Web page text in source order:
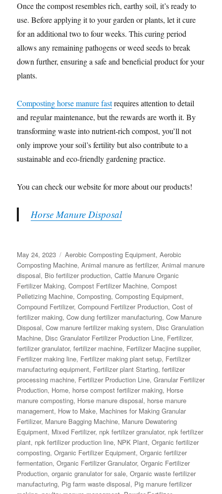
Once the compost resembles rich, earthy soil, it’s ready to
use. Before applying it to your garden or plants, let it cure
for an additional two to four weeks. This curing period
allows any remaining pathogens or weed seeds to break
down further, ensuring a safe and beneficial product for your
plants.
Composting horse manure fastrequires attention to detail
and regular maintenance, but the rewards are worth it. By
transforming waste into nutrient-rich compost, you’ll not
only improve your soil’s fertility but also contribute to a
sustainable and eco-friendly gardening practice.
You can check our website for more about our products!
Horse Manure Disposal
Posted
on
May 24, 2023 Categories
Aerobic Composting Equipment,Aerobic
Composting Machine,Animal manure as fertilizer,Animal manure
disposal, Bio fertilizer production,Cattle Manure Organic
Fertilizer Making,Compost Fertilizer Machine,Compost
Pelletizing Machine,Composting,Composting Equipment,
Compound Fertilizer,Compound Fertilizer Production,Cost of
fertilizer making,Cow dung fertilizer manufacturing,Cow Manure
Disposal,Cow manure fertilizer making system, Disc Granulation
Machine, Disc Granulator Fertilizer Production Line, Fertilizer,
fertilizer granulator,fertilizer machine, Fertilizer Macjine supplier,
Fertilizer making line, Fertilizer making plant setup, Fertilizer
manufacturing equipment, Fertilizer plant Starting,fertilizer
processing machine, Fertilizer Production Line,Granular Fertilizer
Production, Home, horse compost fertilizer making, Horse
manure composting, Horse manure disposal, horse manure
management, How to Make, Machines for Making Granular
Fertilizer, Manure Bagging Machine, Manure Dewatering
Equipment, Mixed Fertilizer, npk fertilizer granulator, npk fertilizer
plant, npk fertilizer production line, NPK Plant,Organic fertilizer
composting,Organic Fertilizer Equipment,Organic fertilizer
fermentation,Organic Fertilizer Granulator,Organic Fertilizer
Production,organic granulator for sale,Organic waste fertilizer
manufacturing, Pig farm waste disposal, Pig manure fertilizer